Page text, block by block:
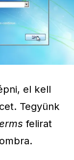
el kell
Tegyünk
felirat